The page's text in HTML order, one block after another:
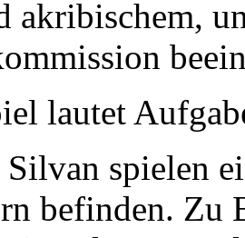
akribischem,
lautet
Silvan spielen
befinden. Zu